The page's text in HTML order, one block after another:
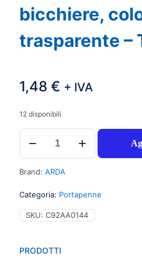
PRODOTTI
bicchiere,
trasparente –
1,48 € + IVA
12 disponibili
Arda
Portapenne
a
bicchiere,
colore
trasparente
-
TR4111VI
Brand: ARDA
Categoria: Portapenne
SKU: C92AA0144